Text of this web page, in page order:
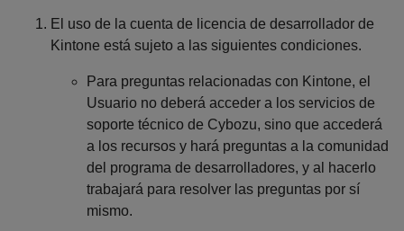
El uso de la cuenta de licencia de desarrollador de
Kintone está sujeto a las siguientes condiciones.
Para preguntas relacionadas con Kintone, el
Usuario no deberá acceder a los servicios de
soporte técnico de Cybozu, sino que accederá
a los recursos y hará preguntas a la comunidad
del programa de desarrolladores, y al hacerlo
trabajará para resolver las preguntas por sí
mismo.